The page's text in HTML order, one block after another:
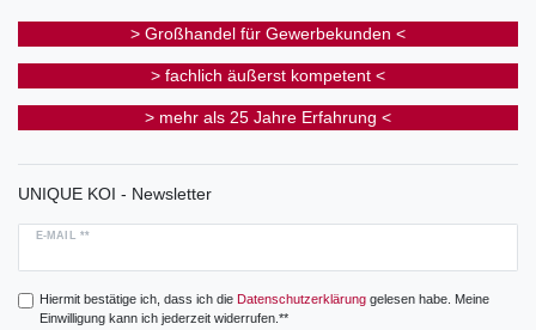
> Großhandel für Gewerbekunden <
> fachlich äußerst kompetent <
> mehr als 25 Jahre Erfahrung <
UNIQUE KOI - Newsletter
E-MAIL **
Hiermit bestätige ich, dass ich die Daten­schutz­erklärunggelesen habe. Meine
Einwilligung kann ich jederzeit widerrufen.**